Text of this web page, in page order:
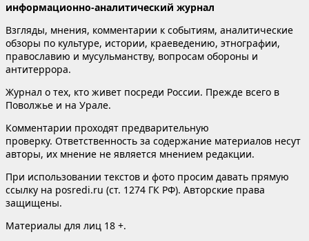
информационно-аналитический журнал
Взгляды, мнения, комментарии к событиям, аналитические
обзоры по культуре, истории, краеведению, этнографии,
православию и мусульманству, вопросам обороны и
антитеррора.
Журнал о тех, кто живет посреди России. Прежде всего в
Поволжье и на Урале.
Комментарии проходят предварительную
проверку. Ответственность за содержание материалов несут
авторы, их мнение не является мнением редакции.
При использовании текстов и фото просим давать прямую
ссылку на posredi.ru (ст. 1274 ГК РФ). Авторские права
защищены.
Материалы для лиц 18 +.